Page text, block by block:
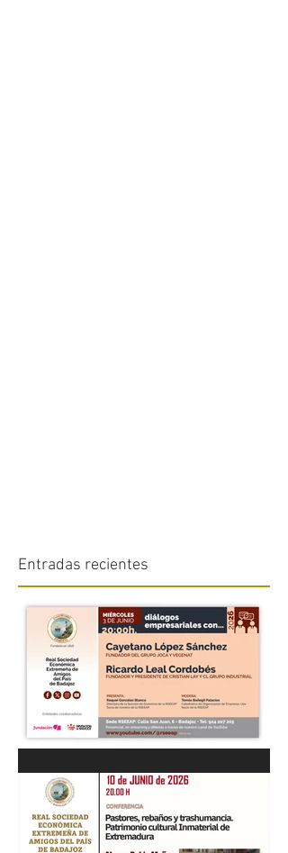
Entradas recientes
“DIÁLOGOS EMPRESARIALES
CON...” Cayetano López
Sánchez y Ricardo Leal